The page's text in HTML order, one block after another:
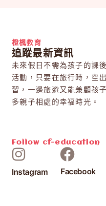
橙楓教育
追蹤最新資訊
未來假日不需為孩子的課
活動，只要在旅行時，空
習，一邊旅遊又能兼顧孩
多親子相處的幸福時光。
Follow cf-education
Instagram Facebook